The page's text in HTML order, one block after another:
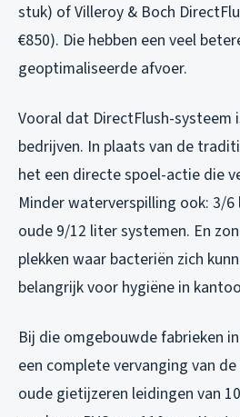
stuk) of Villeroy & Boch
€850). Die hebben een veel
geoptimaliseerde afvoer.
Vooral dat DirectFlush-systeem
bedrijven. In plaats van de
het een directe spoel-actie die
Minder waterverspilling ook: 3/
oude 9/12 liter systemen. En
plekken waar bacteriën zich
belangrijk voor hygiëne in
Bij die omgebouwde fabrieken
een complete vervanging van
oude gietijzeren leidingen van